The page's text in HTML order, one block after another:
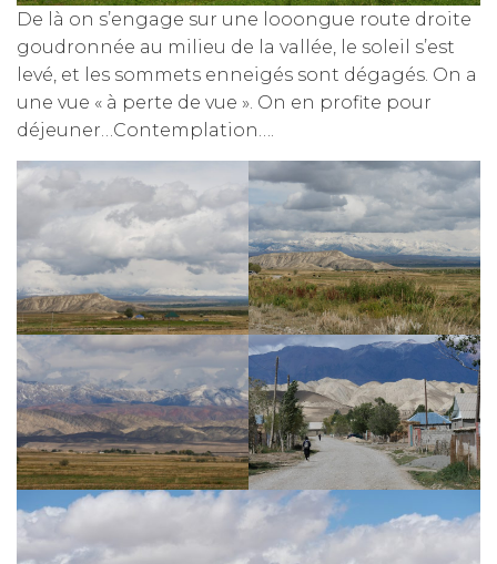
De là on s’engage sur une looongue route droite
goudronnée au milieu de la vallée, le soleil s’est
levé, et les sommets enneigés sont dégagés. On a
une vue « à perte de vue ». On en profite pour
déjeuner…Contemplation….